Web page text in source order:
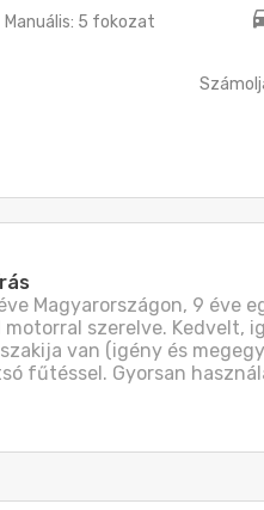
Manuális: 5 fokozat
Magyarországon, 9 éve
motorral szerelve. Kedvelt,
van (igény és
fűtéssel. Gyorsan